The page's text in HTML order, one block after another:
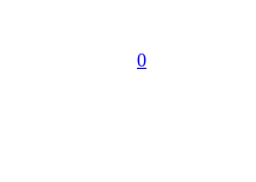
0